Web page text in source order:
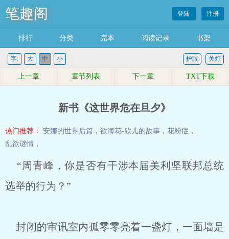
笔趣阁 登陆 注册
排行 分类 完本 阅读记录 书架
字: 大 中 小 关灯
护眼
上一章 章节列表 下一章 TXT下载
新书《这世界危在旦夕》
热门推荐： 安娜的世界后篇 ， 欲海花-欣儿的故事 ， 花粉症 ，
乱欲谜情 ，
“周青峰，你是否有干涉本届美利坚联邦总统
选举的行为？”
封闭的审讯室内孤零零亮着一盏灯，一面墙是